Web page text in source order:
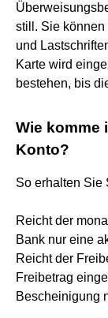
still. Sie
und
Karte wird
bestehen, bis
Wie komme
Konto?
So erhalten Sie
Reicht der
Bank nur eine
Reicht der
Freibetrag
Bescheinigung